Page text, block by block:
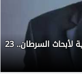
انطلاق المؤتمر السنوي للجمعية المصرية لأبحاث السرطان.. 23